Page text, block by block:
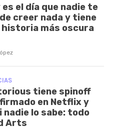
es el día que nadie te
creer nada y tiene
historia más oscura
tiene spinoff
en Netflix y
nadie lo sabe: todo
Arts